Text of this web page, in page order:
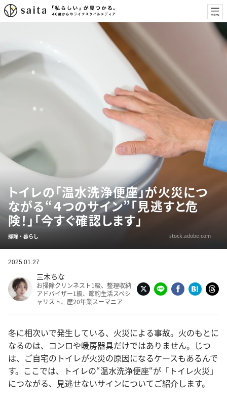
トイレの「温水洗浄便座」が火災につ
ながる“４つのサイン”「見逃すと危
険！」「今すぐ確認します」
掃除・暮らし stock.adobe.com
2025.01.27
三木ちな
お掃除クリンネスト1級、整理収納
アドバイザー1級、節約生活スペシ
ャリスト、歴20年業スーマニア
冬に相次いで発生している、火災による事故。火のもとに
なるのは、コンロや暖房器具だけではありません。じつ
は、ご自宅のトイレが火災の原因になるケースもあるんで
す。ここでは、トイレの“温水洗浄便座“が「トイレ火災」
につながる、見逃せないサインについてご紹介します。